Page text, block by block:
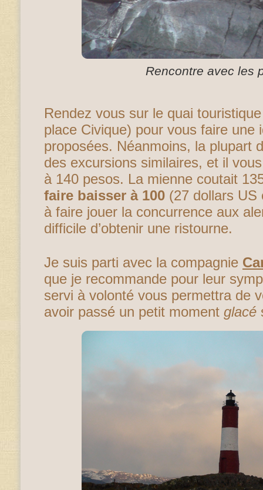
Rencontre avec les
Rendez vous sur le quai
place Civique) pour vous faire une
proposées. Néanmoins, la plupart
des excursions similaires, et il
à 140 pesos. La mienne coutait
faire baisser à 100 (27 dollars US
à faire jouer la concurrence aux
difficile d’obtenir une ristourne.
Je suis parti avec la compagnie
que je recommande pour leur
servi à volonté vous permettra de
avoir passé un petit moment glacé